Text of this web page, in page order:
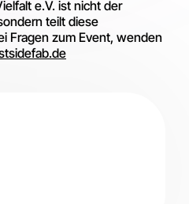
e.V. ist nicht der
teilt diese
Fragen zum Event, wenden